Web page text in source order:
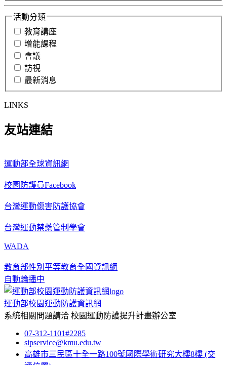
活動分類
教育講座
增能課程
會議
訪視
最新消息
LINKS
友站連結
運動部全球資訊網
校園防護員Facebook
台灣運動傷害防護協會
台灣運動禁藥管制學會
WADA
教育部性別平等教育全國資訊網
自動輪播中
運動部校園運動防護資訊網
系統相關問題請洽 校園運動防護提升計畫辦公室
07-312-1101#2285
sipservice@kmu.edu.tw
高雄市三民區十全一路100號國際學術研究大樓8樓 (交